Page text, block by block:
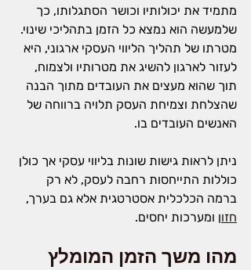
מתמיד את יכולותיו וכושר הסתגלותו, כך
שלמעשה הוא נמצא כל הזמן בתהליכי שינוי.
מטרתו של תהליך הליווי העסקי ארגוני, היא
לעזור לארגון להשיג את מטרותיו ולצמוח,
תוך שהוא מעצים את העובדים מתוך הבנה
שהצלחת וצמיחת העסק תלויה ברווחה של
האנשים העובדים בו.
ניתן לראות גישות שונות בליווי עסקי אך כולן
כוללות התייחסות רחבה לעסק, לא רק
ברמה הכלכלית אסטרטגית אלא גם בערך,
חזון ומערכות יחסים.
מהו משך הזמן המומלץ